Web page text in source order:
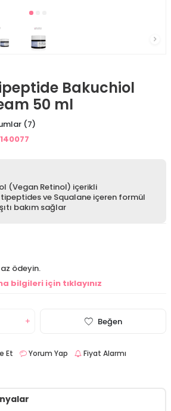
Bakuchiol
50 ml
(7)
(Vegan Retinol) içerikli
ve Squalane içeren formül
bakım sağlar
ödeyin.
bilgileri için tıklayınız
Beğen
Et Yorum Yap Fiyat Alarmı